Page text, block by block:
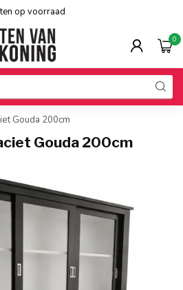
op voorraad
0
Gouda 200cm
Gouda 200cm